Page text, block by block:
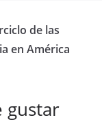
de las
en América
gustar